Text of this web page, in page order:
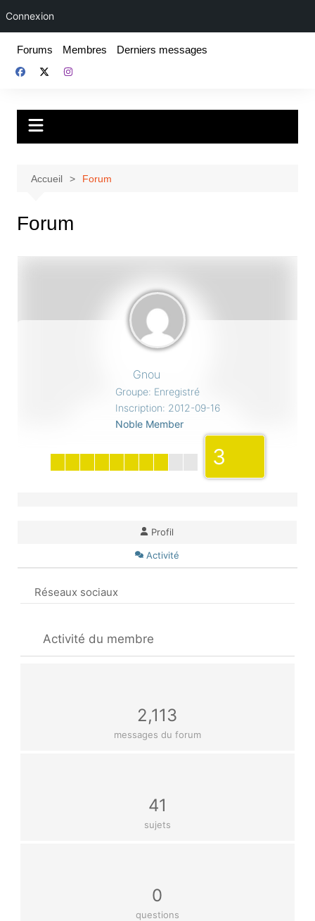
Connexion
contenu
Forums Membres Derniers messages
Fake For Real
Accueil Forum
Forum
Gnou
Groupe: Enregistré
Inscription: 2012-09-16
Noble Member
3
Profil
Activité
Réseaux sociaux
Activité du membre
2,113
messages du forum
41
sujets
0
questions